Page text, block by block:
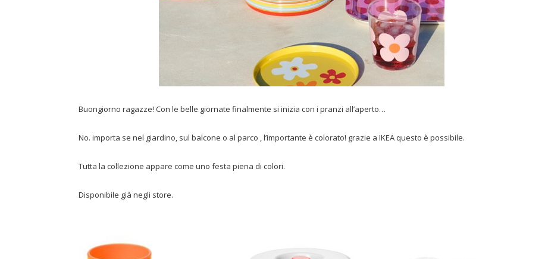
Buongiorno ragazze! Con le belle giornate finalmente si inizia con i pranzi all’aperto…
No. importa se nel giardino, sul balcone o al parco , l’importante è colorato! grazie a IKEA questo è possibile.
Tutta la collezione appare come uno festa piena di colori.
Disponibile già negli store.